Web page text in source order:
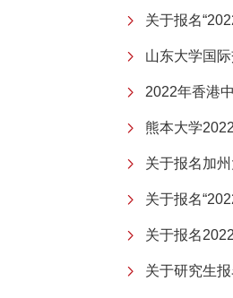
关于报名
山东大学国
2022年香港
熊本大学
关于报名加
关于报名
关于报名
关于研究生